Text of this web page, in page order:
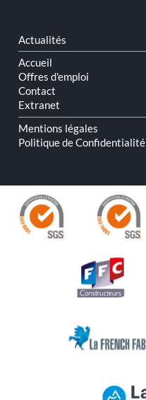
Aller
au
contenu
Actualités
Accueil
Offres d'emploi
Contact
Extranet
Mentions légales
Politique de Confidentialité